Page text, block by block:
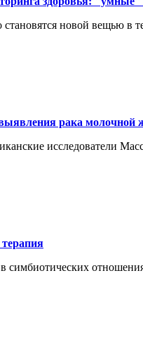
новой вещью в
рака молочной
исследователи